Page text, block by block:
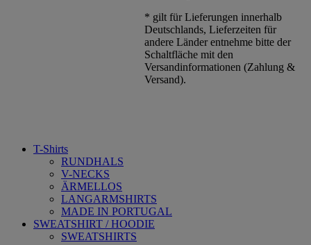
* gilt für Lieferungen innerhalb
Deutschlands, Lieferzeiten für
andere Länder entnehme bitte der
Schaltfläche mit den
Versandinformationen (Zahlung &
Versand).
T-Shirts
RUNDHALS
V-NECKS
ÄRMELLOS
LANGARMSHIRTS
MADE IN PORTUGAL
SWEATSHIRT / HOODIE
SWEATSHIRTS